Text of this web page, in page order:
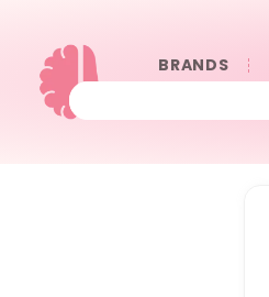
BRANDS